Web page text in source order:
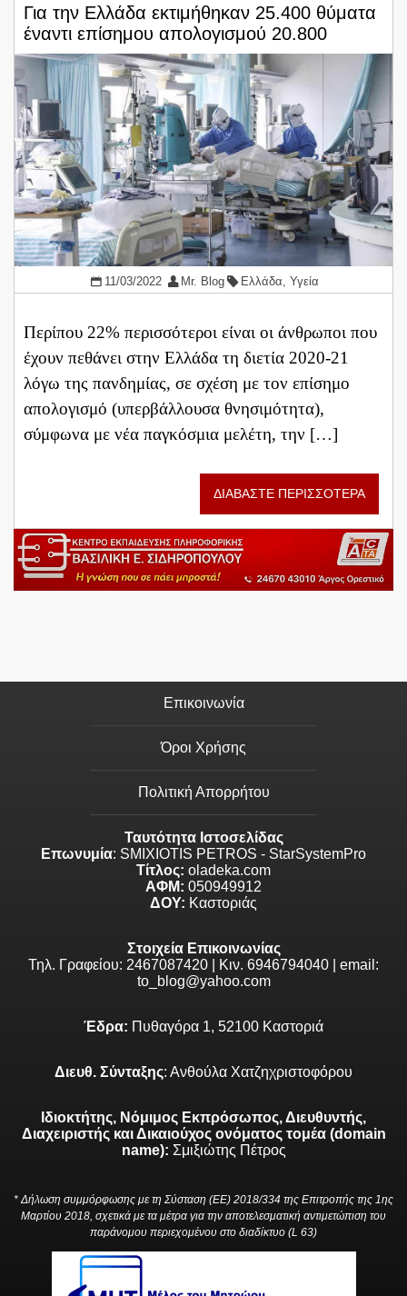
Για την Ελλάδα εκτιμήθηκαν 25.400 θύματα
έναντι επίσημου απολογισμού 20.800
11/03/2022 Mr. Blog Ελλάδα ,Υγεία
Περίπου 22% περισσότεροι είναι οι άνθρωποι που
έχουν πεθάνει στην Ελλάδα τη διετία 2020-21
λόγω της πανδημίας, σε σχέση με τον επίσημο
απολογισμό (υπερβάλλουσα θνησιμότητα),
σύμφωνα με νέα παγκόσμια μελέτη, την […]
ΔΙΑΒΑΣΤΕ ΠΕΡΙΣΣΟΤΕΡΑ
Επικοινωνία
Όροι Χρήσης
Πολιτική Απορρήτου
Ταυτότητα Ιστοσελίδας
Επωνυμία: SMIXIOTIS PETROS - StarSystemPro
Τίτλος: oladeka.com
ΑΦΜ: 050949912
ΔΟΥ: Καστοριάς
Στοιχεία Επικοινωνίας
Τηλ. Γραφείου: 2467087420 | Κιν. 6946794040 | email:
to_blog@yahoo.com
Έδρα: Πυθαγόρα 1, 52100 Καστοριά
Διευθ. Σύνταξης: Ανθούλα Χατζηχριστοφόρου
Ιδιοκτήτης, Νόμιμος Εκπρόσωπος, Διευθυντής,
Διαχειριστής και Δικαιούχος ονόματος τομέα (domain
name): Σμιξιώτης Πέτρος
* Δήλωση συμμόρφωσης με τη Σύσταση (ΕΕ) 2018/334 της Επιτροπής της 1ης
Μαρτίου 2018, σχετικά με τα μέτρα για την αποτελεσματική αντιμετώπιση του
παράνομου περιεχομένου στο διαδίκτυο (L 63)